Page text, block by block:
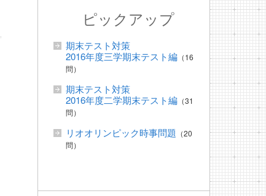
ピックアップ
期末テスト対策
2016年度三学期末テスト編 （16
問）
期末テスト対策
2016年度二学期末テスト編 （31
問）
リオオリンピック時事問題 （20
問）